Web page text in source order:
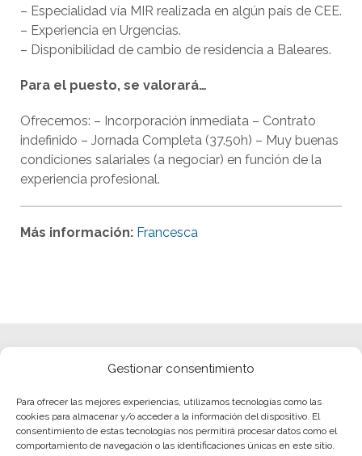
Gestionar consentimiento
Para ofrecer las mejores experiencias, utilizamos tecnologías como las
cookies para almacenar y/o acceder a la información del dispositivo. El
consentimiento de estas tecnologías nos permitirá procesar datos como el
comportamiento de navegación o las identificaciones únicas en este sitio.
– Especialidad vía MIR realizada en algún país de CEE.
– Experiencia en Urgencias.
– Disponibilidad de cambio de residencia a Baleares.
Para el puesto, se valorará…
Ofrecemos: – Incorporación inmediata – Contrato
indefinido – Jornada Completa (37.50h) – Muy buenas
condiciones salariales (a negociar) en función de la
experiencia profesional.
Más información: Francesca